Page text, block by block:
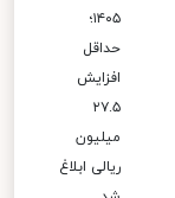
۱۴۰۵؛
حداقل
افزایش
۲۷.۵
میلیون
ریالی ابلاغ